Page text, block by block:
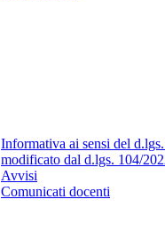
Informativa ai sensi del
modificato dal d.lgs. 104/
Avvisi
Comunicati docenti